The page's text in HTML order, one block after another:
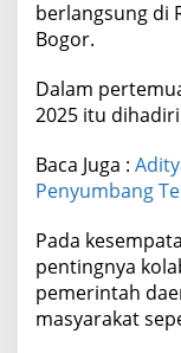
berlangsung di
Bogor.
Dalam
2025 itu
Baca Juga :
Penyumbang
Pada
pentingnya
pemerintah
masyarakat